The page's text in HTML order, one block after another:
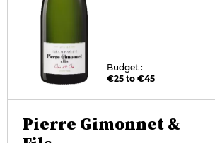
Budget :
€25 to €45
Pierre Gimonnet &